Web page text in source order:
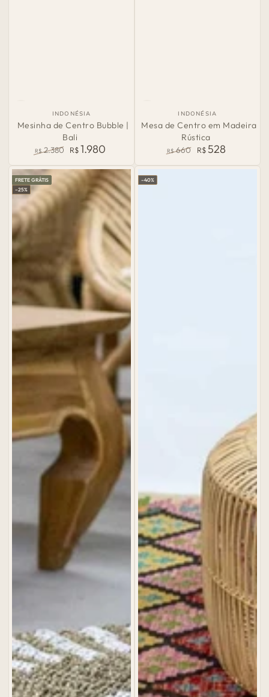
País
de
Origem:
INDONÉSIA
Mesinha de Centro Bubble |
Bali
normal
R$ 2.380
de
venda
R$ 1.980
País
de
Origem:
INDONÉSIA
Mesa de Centro em Madeira
Rústica
R$ 660 R$ 528
FRETE GRÁTIS
–25%
–40%